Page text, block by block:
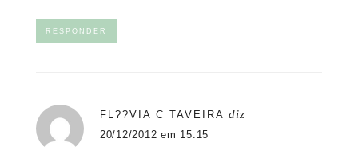
RESPONDER
FL??VIA C TAVEIRA diz
20/12/2012 em 15:15